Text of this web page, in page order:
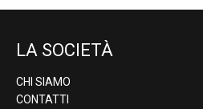
LA SOCIETÀ
CHI SIAMO
CONTATTI